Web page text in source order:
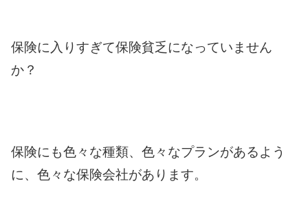
保険に入りすぎて保険貧乏になっていません
か？
保険にも色々な種類、色々なプランがあるよう
に、色々な保険会社があります。